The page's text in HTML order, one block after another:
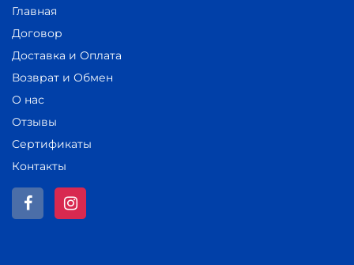
Главная
Договор
Доставка и Оплата
Возврат и Обмен
О нас
Отзывы
Сертификаты
Контакты